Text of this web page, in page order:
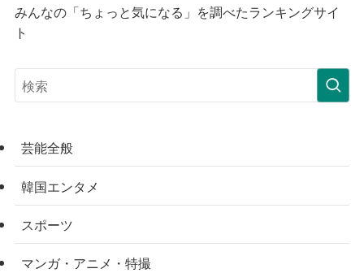
みんなの「ちょっと気になる」を調べたランキングサイ
ト
芸能全般
韓国エンタメ
スポーツ
マンガ・アニメ・特撮